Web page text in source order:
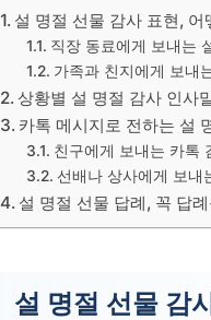
설 명절 선물 감사 표현, 어
직장 동료에게 보내는
가족과 친지에게 보내
상황별 설 명절 감사 인사
카톡 메시지로 전하는 설
친구에게 보내는 카톡
선배나 상사에게 보내
설 명절 선물 답례, 꼭 답
설 명절 선물 감